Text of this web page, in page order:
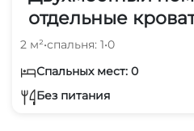
отдельные
2 м²•спальня: 1•0
Спальных мест: 0
Без питания